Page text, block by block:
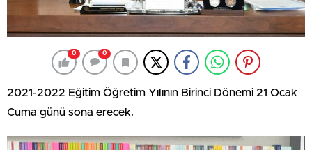
0 0
2021-2022 Eğitim Öğretim Yılının Birinci Dönemi 21 Ocak
Cuma günü sona erecek.